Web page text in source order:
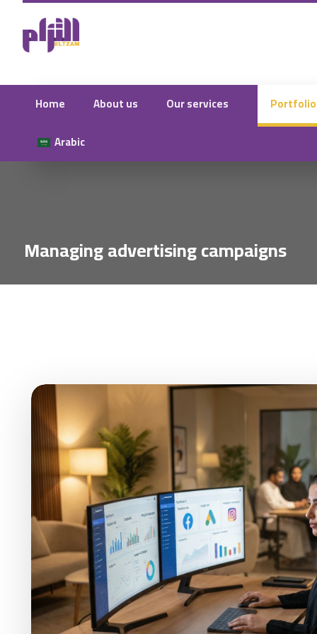
Home About us Our services
Portfolio
Arabic
Managing advertising campaigns